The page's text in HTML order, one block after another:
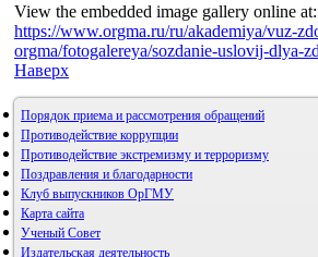
View the embedded image gallery online at:
https://www.orgma.ru/ru/akademiya/vuz-
orgma/fotogalereya/sozdanie-uslovij-dlya-
Наверх
Порядок приема и рассмотрения обращений
Противодействие коррупции
Противодействие экстремизму и терроризму
Поздравления и благодарности
Клуб выпускников ОрГМУ
Карта сайта
Ученый Совет
Издательская деятельность